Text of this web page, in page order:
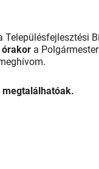
órakor a